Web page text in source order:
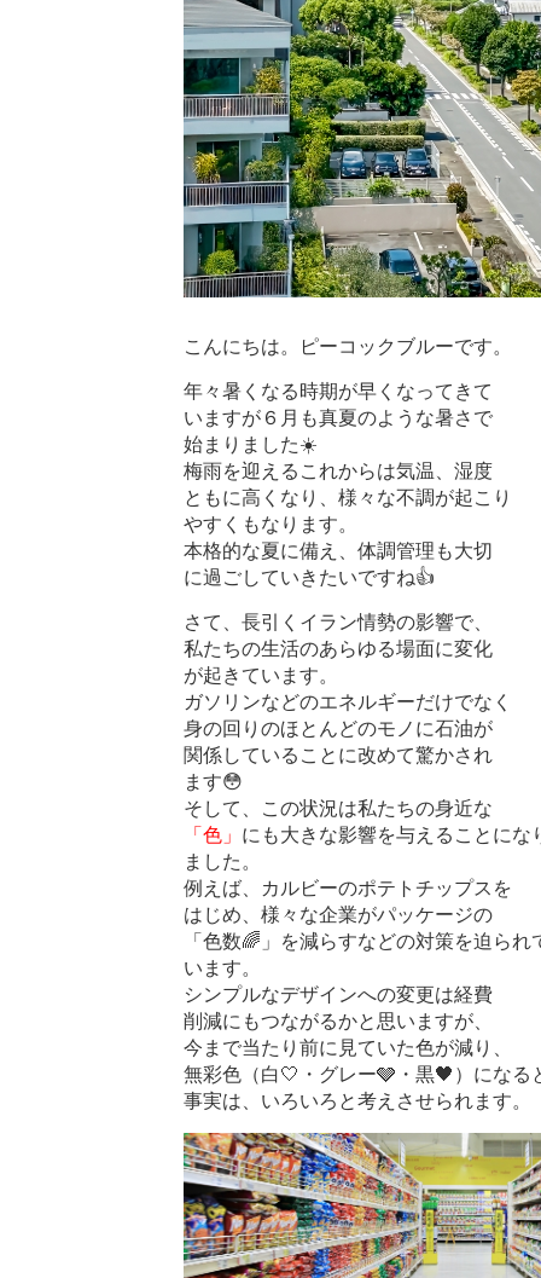
こんにちは。ピーコックブルーです。
年々暑くなる時期が早くなってきて
いますが６月も真夏のような暑さで
始まりました☀️
梅雨を迎えるこれからは気温、湿度
ともに高くなり、様々な不調が起こり
やすくもなります。
本格的な夏に備え、体調管理も大切
に過ごしていきたいですね👍
さて、長引くイラン情勢の影響で、
私たちの生活のあらゆる場面に変化
が起きています。
ガソリンなどのエネルギーだけでなく
身の回りのほとんどのモノに石油が
関係していることに改めて驚かされ
ます😳
そして、この状況は私たちの身近な
「色」 にも大きな影響を与えることにな
ました。
例えば、カルビーのポテトチップスを
はじめ、様々な企業がパッケージの
「色数🌈」を減らすなどの対策を迫られ
います。
シンプルなデザインへの変更は経費
削減にもつながるかと思いますが、
今まで当たり前に見ていた色が減り、
無彩色（白🤍・グレー🩶・黒🖤）になる
事実は、いろいろと考えさせられます。